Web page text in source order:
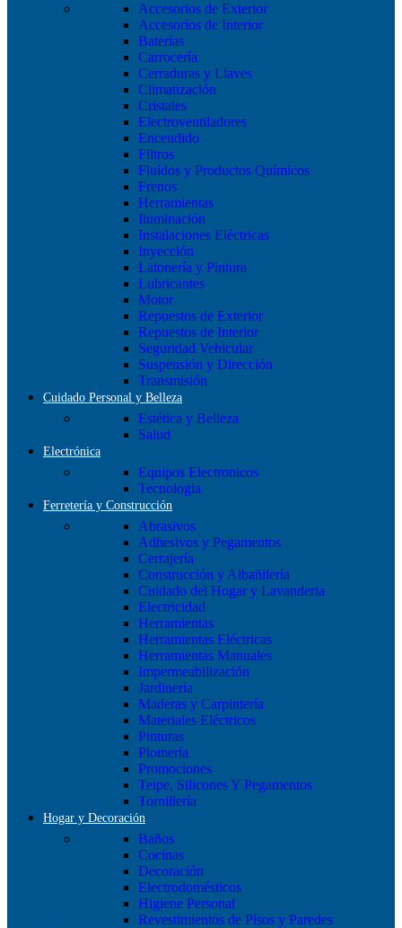
Accesorios de Exterior
Accesorios de Interior
Baterías
Carrocería
Cerraduras y Llaves
Climatización
Cristales
Electroventiladores
Encendido
Filtros
Fluídos y Productos Químicos
Frenos
Herramientas
Iluminación
Instalaciones Eléctricas
Inyección
Latonería y Pintura
Lubricantes
Motor
Repuestos de Exterior
Repuestos de Interior
Seguridad Vehicular
Suspensión y Dirección
Transmisión
Cuidado Personal y Belleza
Estética y Belleza
Salud
Electrónica
Equipos Electronicos
Tecnologia
Ferretería y Construcción
Abrasivos
Adhesivos y Pegamentos
Cerrajería
Construcción y Albañilería
Cuidado del Hogar y Lavanderia
Electricidad
Herramientas
Herramientas Eléctricas
Herramientas Manuales
Impermeabilización
Jardineria
Maderas y Carpintería
Materiales Eléctricos
Pinturas
Plomería
Promociones
Teipe, Silicones Y Pegamentos
Tornillería
Hogar y Decoración
Baños
Cocinas
Decoración
Electrodomésticos
Higiene Personal
Revestimientos de Pisos y Paredes